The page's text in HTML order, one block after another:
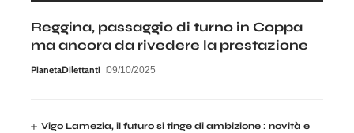
Reggina, passaggio di turno in Coppa
ma ancora da rivedere la prestazione
PianetaDilettanti 09/10/2025
Vigo Lamezia, il futuro si tinge di ambizione : novità e